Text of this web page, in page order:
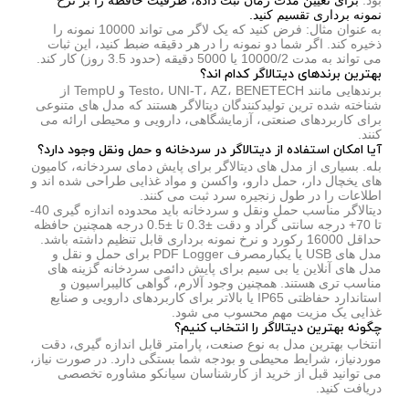
نمونه برداری تقسیم کنید.
به عنوان مثال: فرض کنید که یک لاگر می تواند 10000 نمونه را
ذخیره کند. اگر شما دو نمونه را در هر دقیقه ضبط کنید، این ثبات
می تواند به مدت 10000/2 یا 5000 دقیقه (حدود 3.5 روز) کار کند.
بهترین برندهای دیتالاگر کدام اند؟
برندهایی مانند Testo، UNI-T، AZ، BENETECH و TempU از
شناخته شده ترین تولیدکنندگان دیتالاگر هستند که مدل های متنوعی
برای کاربردهای صنعتی، آزمایشگاهی، دارویی و محیطی ارائه می
کنند.
آیا امکان استفاده از دیتالاگر در سردخانه و حمل ونقل وجود دارد؟
بله. بسیاری از مدل های دیتالاگر برای پایش دمای سردخانه، کامیون
های یخچال دار، حمل دارو، واکسن و مواد غذایی طراحی شده اند و
اطلاعات را در طول زنجیره سرد ثبت می کنند.
دیتالاگر مناسب حمل ونقل و سردخانه باید محدوده اندازه گیری 40-
تا 70+ درجه سانتی گراد و دقت ±0.3 تا ±0.5 درجه همچنین حافظه
حداقل 16000 رکورد و نرخ نمونه برداری قابل تنظیم داشته باشد.
مدل های USB یا یکبارمصرف PDF Logger برای حمل و نقل و
مدل های آنلاین یا بی سیم برای پایش دائمی سردخانه گزینه های
مناسب تری هستند. همچنین وجود آلارم، گواهی کالیبراسیون و
استاندارد حفاظتی IP65 یا بالاتر برای کاربردهای دارویی و صنایع
غذایی یک مزیت مهم محسوب می شود.
چگونه بهترین دیتالاگر را انتخاب کنیم؟
انتخاب بهترین مدل به نوع صنعت، پارامتر قابل اندازه گیری، دقت
موردنیاز، شرایط محیطی و بودجه شما بستگی دارد. در صورت نیاز،
می توانید قبل از خرید از کارشناسان سیانکو مشاوره تخصصی
دریافت کنید.